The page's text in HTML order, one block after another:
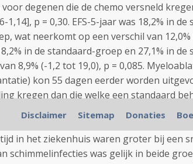
voor degenen die de chemo versneld
1,14], p = 0,30. EFS-5-jaar was 18,2% in
wat neerkomt op een verschil van 12,0%
in de standaard-groep en 27,1% in
8,9% (-1,2 tot 19,0), p = 0,085.
kon 55 dagen eerder worden
kregen dan die welke een standaard
complicaties (aantal patiënten met
gegeven, duur van antibiotica en
in het ziekenhuis waren groter bij een
schimmelinfecties was gelijk in beide
Disclaimer Sitemap Donaties